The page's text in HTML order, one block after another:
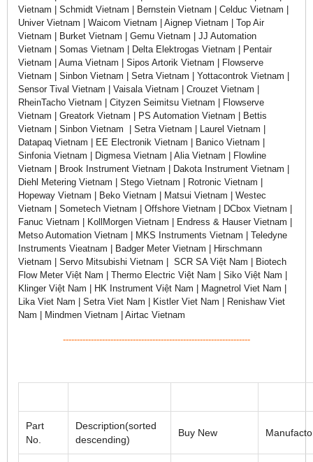
Vietnam | Schmidt Vietnam | Bernstein Vietnam | Celduc Vietnam |
Univer Vietnam | Waicom Vietnam | Aignep Vietnam | Top Air
Vietnam | Burket Vietnam | Gemu Vietnam | JJ Automation
Vietnam | Somas Vietnam | Delta Elektrogas Vietnam | Pentair
Vietnam | Auma Vietnam | Sipos Artorik Vietnam | Flowserve
Vietnam | Sinbon Vietnam | Setra Vietnam | Yottacontrok Vietnam |
Sensor Tival Vietnam | Vaisala Vietnam | Crouzet Vietnam |
RheinTacho Vietnam | Cityzen Seimitsu Vietnam | Flowserve
Vietnam | Greatork Vietnam | PS Automation Vietnam | Bettis
Vietnam | Sinbon Vietnam | Setra Vietnam | Laurel Vietnam |
Datapaq Vietnam | EE Electronik Vietnam | Banico Vietnam |
Sinfonia Vietnam | Digmesa Vietnam | Alia Vietnam | Flowline
Vietnam | Brook Instrument Vietnam | Dakota Instrument Vietnam |
Diehl Metering Vietnam | Stego Vietnam | Rotronic Vietnam |
Hopeway Vietnam | Beko Vietnam | Matsui Vietnam | Westec
Vietnam | Sometech Vietnam | Offshore Vietnam | DCbox Vietnam |
Fanuc Vietnam | KollMorgen Vietnam | Endress & Hauser Vietnam |
Metso Automation Vietnam | MKS Instruments Vietnam | Teledyne
Instruments Vieatnam | Badger Meter Vietnam | Hirschmann
Vietnam | Servo Mitsubishi Vietnam | SCR SA Việt Nam | Biotech
Flow Meter Việt Nam | Thermo Electric Việt Nam | Siko Việt Nam |
Klinger Việt Nam | HK Instrument Việt Nam | Magnetrol Viet Nam |
Lika Viet Nam | Setra Viet Nam | Kistler Viet Nam | Renishaw Viet
Nam | Mindmen Vietnam | Airtac Vietnam
-------------------------------------------------------------------
Part
No.
Description(sorted
descending)
Buy New